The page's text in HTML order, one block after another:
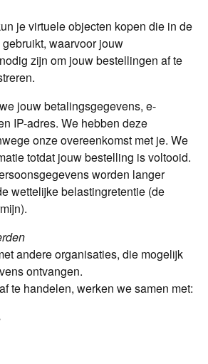
je virtuele objecten kopen die in de
waarvoor jouw
zijn om jouw bestellingen af te
jouw betalingsgegevens, e-
IP-adres. We hebben deze
onze overeenkomst met je. We
totdat jouw bestelling is voltooid.
worden langer
wettelijke belastingretentie (de
andere organisaties, die mogelijk
ontvangen.
te handelen, werken we samen met: